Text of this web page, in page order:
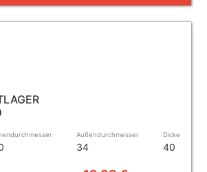
Außendurchmesser
34
Dicke
40